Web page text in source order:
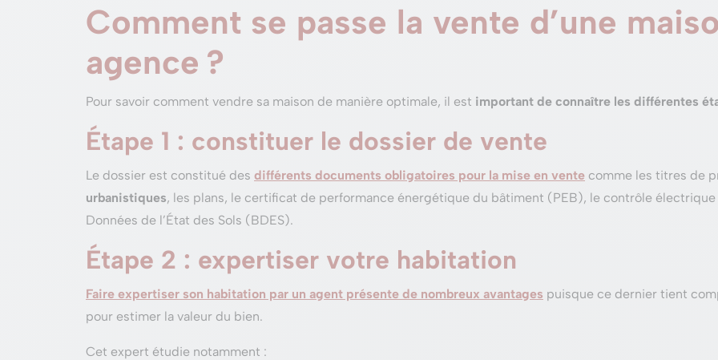
Comment se passe la vente d’une
agence ?
Pour savoir comment vendre sa maison de manière optimale, il est important de connaître les différentes
Étape 1 : constituer le dossier de vente
Le dossier est constitué des différents documents obligatoires pour la mise en vente comme les titres de
urbanistiques, les plans, le certificat de performance énergétique du bâtiment (PEB), le contrôle
Données de l’État des Sols (BDES).
Étape 2 : expertiser votre habitation
Faire expertiser son habitation par un agent présente de nombreux avantages puisque ce dernier tient
pour estimer la valeur du bien.
Cet expert étudie notamment :